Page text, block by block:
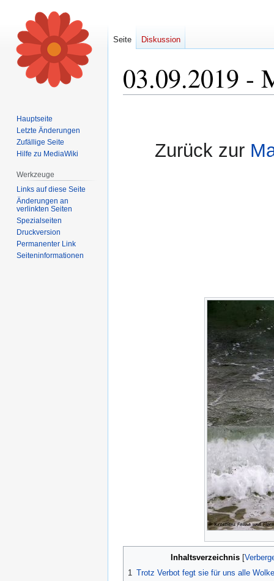
03.09.2019 -
Zurück zur
Inhaltsverzeichnis
1 Trotz Verbot fegt sie für uns alle
Seite Diskussion
Hauptseite
Letzte Änderungen
Zufällige Seite
Hilfe zu MediaWiki
Werkzeuge
Links auf diese Seite
Änderungen an
verlinkten Seiten
Spezialseiten
Druckversion
Permanenter Link
Seiten­informationen